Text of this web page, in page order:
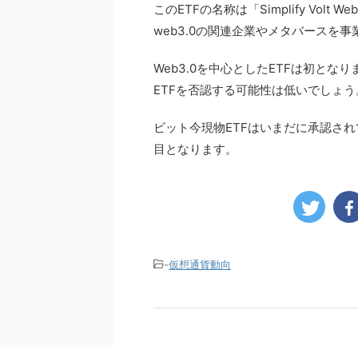
このETFの名称は「Simplify Volt
web3.0の関連企業やメタバースを事
Web3.0を中心としたETFは初となり
ETFを否認する可能性は低いでしょ
ビット今現物ETFはいまだに承認さ
目となります。
-仮想通貨動向